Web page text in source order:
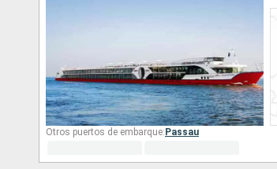
Otros puertos de embarque: Passau